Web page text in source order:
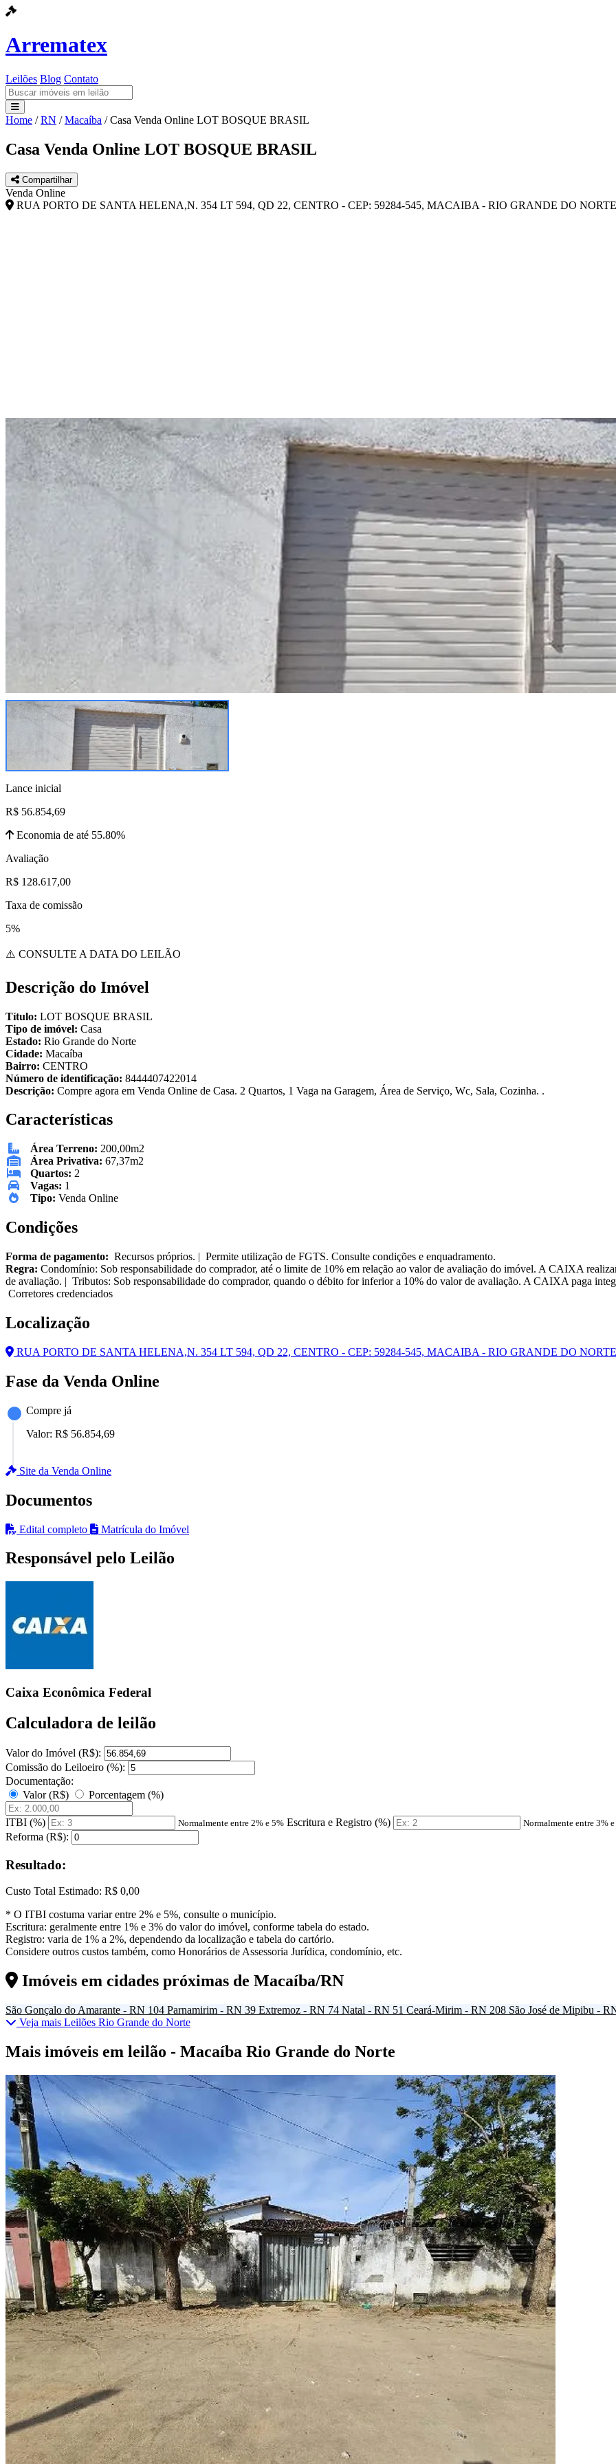
Arrematex
Leilões Blog Contato
Leilões
Blog
Contato
Home / RN / Macaíba / Casa Venda Online LOT BOSQUE BRASIL
Casa Venda Online LOT BOSQUE BRASIL
Compartilhar
Venda Online
RUA PORTO DE SANTA HELENA,N. 354 LT 594, QD 22, CENTRO - CEP: 59284-545, MACAIBA - RIO GRANDE DO NORTE
Lance inicial
R$ 56.854,69
Economia de até 55.80%
Avaliação
R$ 128.617,00
Taxa de comissão
5%
⚠️ CONSULTE A DATA DO LEILÃO
Descrição do Imóvel
Título: LOT BOSQUE BRASIL
Tipo de imóvel: Casa
Estado: Rio Grande do Norte
Cidade: Macaíba
Bairro: CENTRO
Número de identificação: 8444407422014
Descrição: Compre agora em Venda Online de Casa. 2 Quartos, 1 Vaga na Garagem, Área de Serviço, Wc, Sala, Cozinha. .
Características
Área Terreno: 200,00m2
Área Privativa: 67,37m2
Quartos: 2
Vagas: 1
Tipo: Venda Online
Condições
Forma de pagamento: Recursos próprios. | Permite utilização de FGTS. Consulte condições e enquadramento.
Regra: Condomínio: Sob responsabilidade do comprador, até o limite de 10% em relação ao valor de avaliação do imóvel. A CAIXA
de avaliação. | Tributos: Sob responsabilidade do comprador, quando o débito for inferior a 10% do valor de avaliação. A CAIXA paga
Corretores credenciados
Localização
RUA PORTO DE SANTA HELENA,N. 354 LT 594, QD 22, CENTRO - CEP: 59284-545, MACAIBA - RIO GRANDE DO NORTE
Fase da Venda Online
Compre já
Valor: R$ 56.854,69
Site da Venda Online
Documentos
Edital completo Matrícula do Imóvel
Responsável pelo Leilão
Caixa Econômica Federal
Calculadora de leilão
Valor do Imóvel (R$):
Comissão do Leiloeiro (%):
Documentação:
Valor (R$)
Porcentagem (%)
ITBI (%) Normalmente entre 2% e 5% Escritura e Registro (%) Normalmente entre 3%
Reforma (R$):
Resultado:
Custo Total Estimado: R$ 0,00
* O ITBI costuma variar entre 2% e 5%, consulte o município.
Escritura: geralmente entre 1% e 3% do valor do imóvel, conforme tabela do estado.
Registro: varia de 1% a 2%, dependendo da localização e tabela do cartório.
Considere outros custos também, como Honorários de Assessoria Jurídica, condomínio, etc.
Imóveis em cidades próximas de Macaíba/RN
São Gonçalo do Amarante - RN 104 Parnamirim - RN 39 Extremoz - RN 74 Natal - RN 51 Ceará-Mirim - RN 208 São José de Mipibu -
Veja mais Leilões Rio Grande do Norte
Mais imóveis em leilão - Macaíba Rio Grande do Norte